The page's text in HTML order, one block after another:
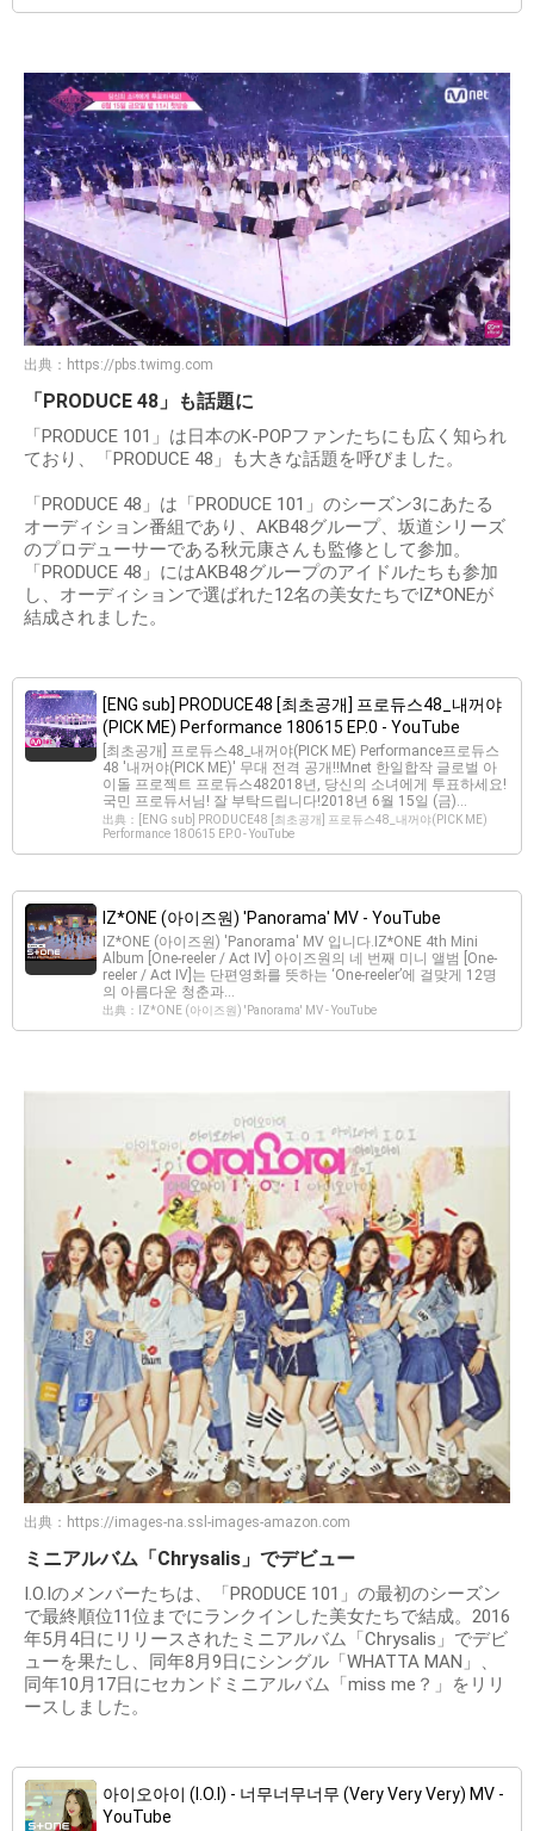
出典： https://pbs.twimg.com
「PRODUCE 48」も話題に
「PRODUCE 101」は日本のK-POPファンたちにも広く知られ
ており、「PRODUCE 48」も大きな話題を呼びました。
「PRODUCE 48」は「PRODUCE 101」のシーズン3にあたる
オーディション番組であり、AKB48グループ、坂道シリーズ
のプロデューサーである秋元康さんも監修として参加。
「PRODUCE 48」にはAKB48グループのアイドルたちも参加
し、オーディションで選ばれた12名の美女たちでIZ*ONEが
結成されました。
[ENG sub] PRODUCE48 [최초공개] 프로듀스48_내꺼야
(PICK ME) Performance 180615 EP.0 - YouTube
[최초공개] 프로듀스48_내꺼야(PICK ME) Performance프로듀스
48 ′내꺼야(PICK ME)′ 무대 전격 공개!!Mnet 한일합작 글로벌 아
이돌 프로젝트 프로듀스482018년, 당신의 소녀에게 투표하세요!
국민 프로듀서님! 잘 부탁드립니다!2018년 6월 15일 (금)...
出典：[ENG sub] PRODUCE48 [최초공개] 프로듀스48_내꺼야(PICK ME)
Performance 180615 EP.0 - YouTube
IZ*ONE (아이즈원) 'Panorama' MV - YouTube
IZ*ONE (아이즈원) 'Panorama' MV 입니다.IZ*ONE 4th Mini
Album [One-reeler / Act IV] 아이즈원의 네 번째 미니 앨범 [One-
reeler / Act IV]는 단편영화를 뜻하는 ‘One-reeler’에 걸맞게 12명
의 아름다운 청춘과...
出典：IZ*ONE (아이즈원) 'Panorama' MV - YouTube
出典： https://images-na.ssl-images-amazon.com
ミニアルバム「Chrysalis」でデビュー
I.O.Iのメンバーたちは、「PRODUCE 101」の最初のシーズン
で最終順位11位までにランクインした美女たちで結成。2016
年5月4日にリリースされたミニアルバム「Chrysalis」でデビ
ューを果たし、同年8月9日にシングル「WHATTA MAN」、
同年10月17日にセカンドミニアルバム「miss me？」をリリ
ースしました。
아이오아이 (I.O.I) - 너무너무너무 (Very Very Very) MV -
YouTube